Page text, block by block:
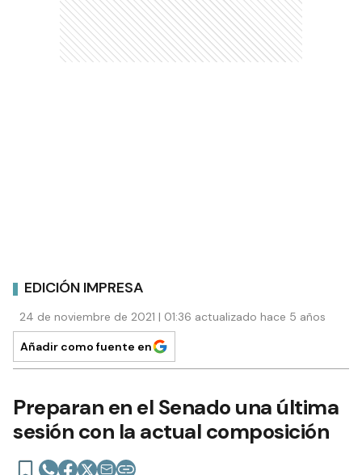
EDICIÓN IMPRESA
24 de noviembre de 2021 | 01:36 actualizado hace 5 años
Añadir como fuente en
Preparan en el Senado una última
sesión con la actual composición